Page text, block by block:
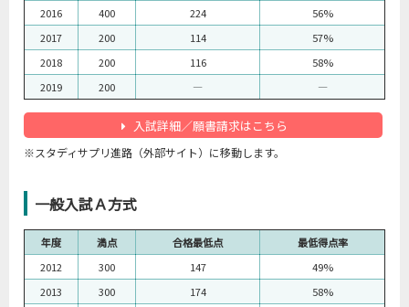
2016
400 224
56%
2017
200 114
57%
2018
200 116
58%
2019
200 ― ―
入試詳細／願書請求はこちら
※スタディサプリ進路（外部サイト）に移動します。
一般入試Ａ方式
年度 満点 合格最低点
最低得点率
2012
300 147
49%
2013
300 174
58%